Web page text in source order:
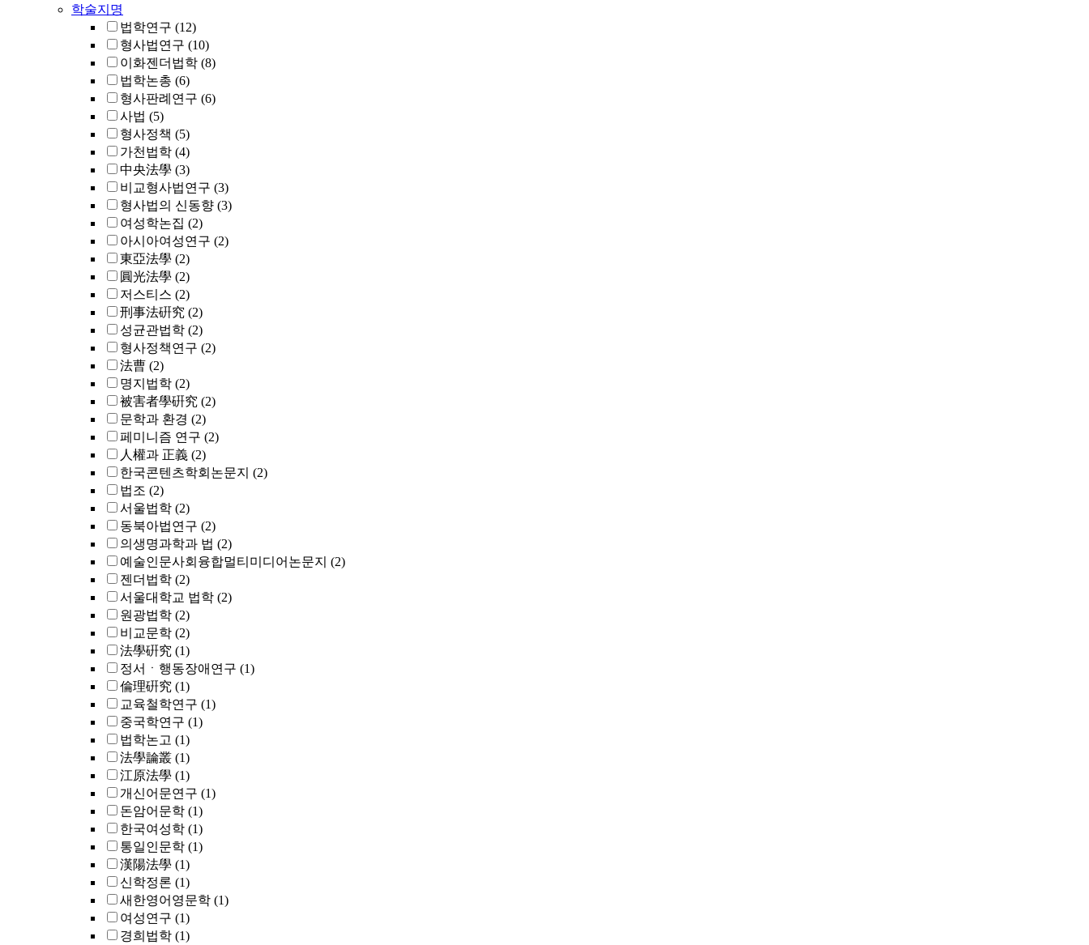
학술지명
법학연구 (12)
형사법연구 (10)
이화젠더법학 (8)
법학논총 (6)
형사판례연구 (6)
사법 (5)
형사정책 (5)
가천법학 (4)
中央法學 (3)
비교형사법연구 (3)
형사법의 신동향 (3)
여성학논집 (2)
아시아여성연구 (2)
東亞法學 (2)
圓光法學 (2)
저스티스 (2)
刑事法硏究 (2)
성균관법학 (2)
형사정책연구 (2)
法曹 (2)
명지법학 (2)
被害者學硏究 (2)
문학과 환경 (2)
페미니즘 연구 (2)
人權과 正義 (2)
한국콘텐츠학회논문지 (2)
법조 (2)
서울법학 (2)
동북아법연구 (2)
의생명과학과 법 (2)
예술인문사회융합멀티미디어논문지 (2)
젠더법학 (2)
서울대학교 법학 (2)
원광법학 (2)
비교문학 (2)
法學硏究 (1)
정서ㆍ행동장애연구 (1)
倫理硏究 (1)
교육철학연구 (1)
중국학연구 (1)
법학논고 (1)
法學論叢 (1)
江原法學 (1)
개신어문연구 (1)
돈암어문학 (1)
한국여성학 (1)
통일인문학 (1)
漢陽法學 (1)
신학정론 (1)
새한영어영문학 (1)
여성연구 (1)
경희법학 (1)